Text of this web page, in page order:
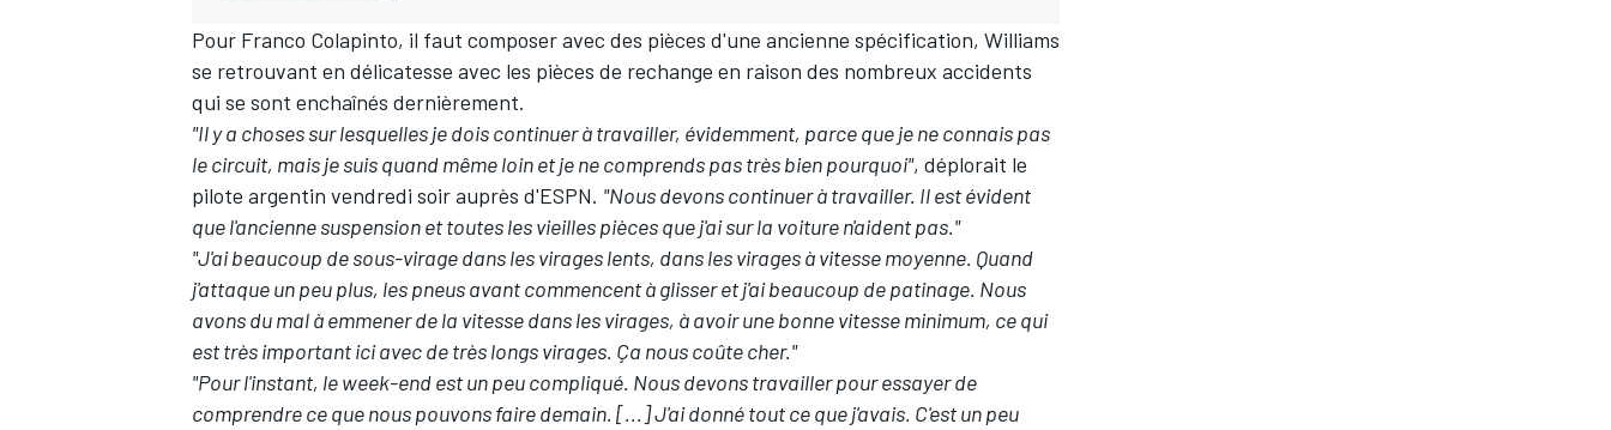
Pour Franco Colapinto, il faut composer avec des pièces d'une ancienne spécification, Williams
se retrouvant en délicatesse avec les pièces de rechange en raison des nombreux accidents
qui se sont enchaînés dernièrement.
"Il y a choses sur lesquelles je dois continuer à travailler, évidemment, parce que je ne connais pas
le circuit, mais je suis quand même loin et je ne comprends pas très bien pourquoi", déplorait le
pilote argentin vendredi soir auprès d'ESPN. "Nous devons continuer à travailler. Il est évident
que l'ancienne suspension et toutes les vieilles pièces que j'ai sur la voiture n'aident pas."
"J'ai beaucoup de sous-virage dans les virages lents, dans les virages à vitesse moyenne. Quand
j'attaque un peu plus, les pneus avant commencent à glisser et j'ai beaucoup de patinage. Nous
avons du mal à emmener de la vitesse dans les virages, à avoir une bonne vitesse minimum, ce qui
est très important ici avec de très longs virages. Ça nous coûte cher."
"Pour l'instant, le week-end est un peu compliqué. Nous devons travailler pour essayer de
comprendre ce que nous pouvons faire demain. [...] J'ai donné tout ce que j'avais. C'est un peu